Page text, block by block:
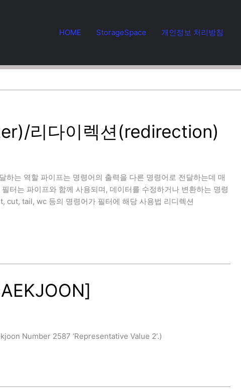
HOME StorageSpace 개인정보 처리방침
리다이렉션(redirection)
는 역할 파이프는 명령어의 출력을 다른 명령어로 전달하는데 매
터는 파이프와 함께 사용되며, 데이터를 수정하거나 변환하는 명령
cut, tail, wc 등의 명령어가 필터에 해당 사용법 리디렉션
Number 2587 ‘Representative Value 2’.)